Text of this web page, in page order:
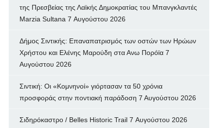
της Πρεσβείας της Λαϊκής Δημοκρατίας του Μπανγκλαντές
Marzia Sultana 7 Αυγούστου 2026
Δήμος Σιντικής: Επαναπατρισμός των oστών των Ηρώων
Χρήστου και Ελένης Μαρούδη στα Ανω Πορόϊα 7
Αυγούστου 2026
Σιντική: Οι «Κομνηνοί» γιόρτασαν τα 50 χρόνια
προσφοράς στην ποντιακή παράδοση 7 Αυγούστου 2026
Σιδηρόκαστρο / Belles Historic Trail 7 Αυγούστου 2026